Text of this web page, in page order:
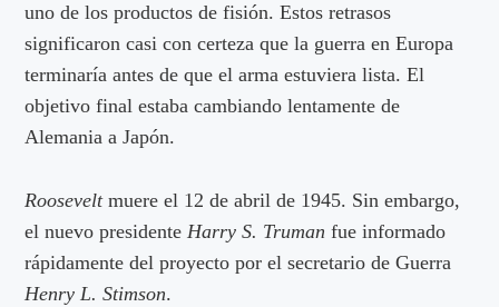
uno de los productos de fisión. Estos retrasos
significaron casi con certeza que la guerra en Europa
terminaría antes de que el arma estuviera lista. El
objetivo final estaba cambiando lentamente de
Alemania a Japón.
Rooseveltmuere el 12 de abril de 1945. Sin embargo,
el nuevo presidenteHarry S. Truman fue informado
rápidamente del proyecto por el secretario de Guerra
Henry L. Stimson.